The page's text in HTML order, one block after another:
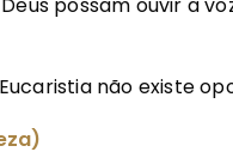
possam ouvir a
não existe